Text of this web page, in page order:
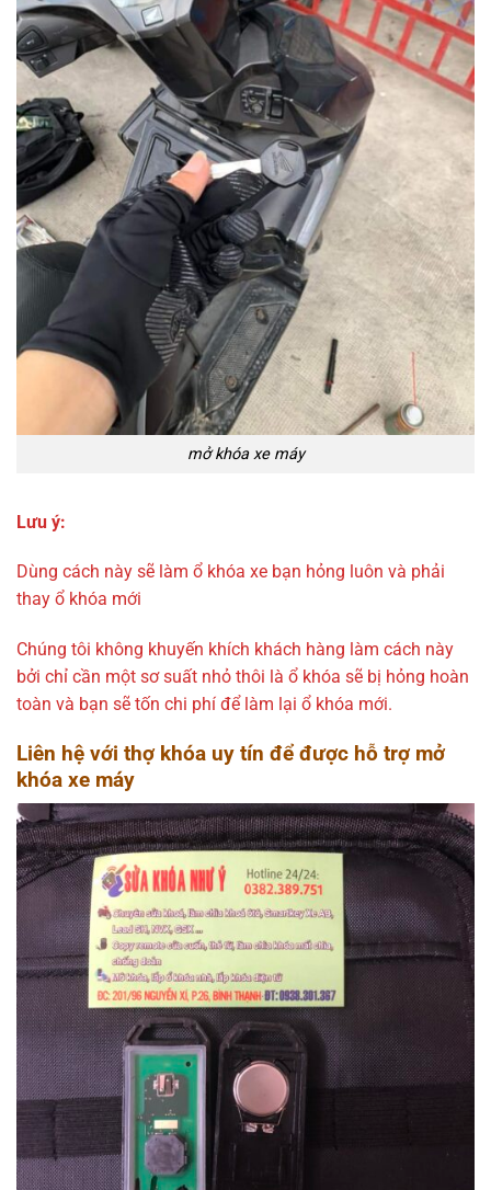
mở khóa xe máy
Lưu ý:
Dùng cách này sẽ làm ổ khóa xe bạn hỏng luôn và phải
thay ổ khóa mới
Chúng tôi không khuyến khích khách hàng làm cách này
bởi chỉ cần một sơ suất nhỏ thôi là ổ khóa sẽ bị hỏng hoàn
toàn và bạn sẽ tốn chi phí để làm lại ổ khóa mới.
Liên hệ với thợ khóa uy tín để được hỗ trợ mở
khóa xe máy